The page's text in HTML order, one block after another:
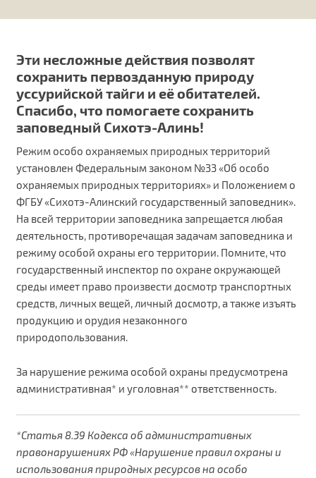
Эти несложные действия позволят
сохранить первозданную природу
уссурийской тайги и её обитателей.
Спасибо, что помогаете сохранить
заповедный Сихотэ-Алинь!
Режим особо охраняемых природных территорий
установлен Федеральным законом №33 «Об особо
охраняемых природных территориях» и Положением о
ФГБУ «Сихотэ-Алинский государственный заповедник».
На всей территории заповедника запрещается любая
деятельность, противоречащая задачам заповедника и
режиму особой охраны его территории. Помните, что
государственный инспектор по охране окружающей
среды имеет право произвести досмотр транспортных
средств, личных вещей, личный досмотр, а также изъять
продукцию и орудия незаконного
природопользования.
За нарушение режима особой охраны предусмотрена
административная* и уголовная** ответственность.
*Статья 8.39 Кодекса об административных
правонарушениях РФ «Нарушение правил охраны и
использования природных ресурсов на особо